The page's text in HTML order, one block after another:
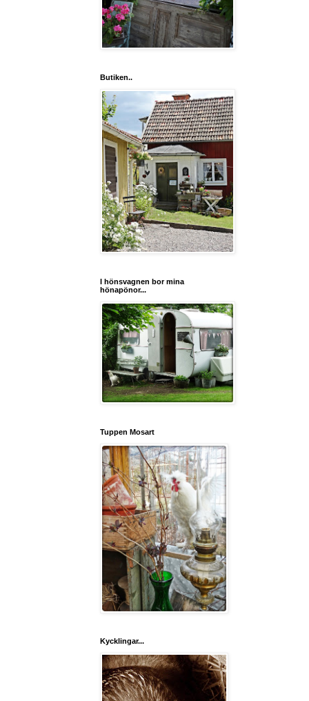
Butiken..
I hönsvagnen bor mina
hönapönor...
Tuppen Mosart
Kycklingar...